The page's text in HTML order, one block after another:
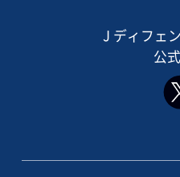
J ディフェ
公